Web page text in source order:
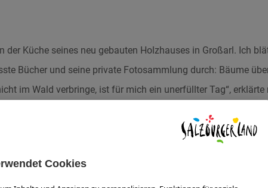
der Küche seines neu gebauten Holzhauses in Großarl. Ich
Bücher und seine private Fotosammlung durch: Bäume
im Wald verbringe, ist für mich ein unerfüllter Tag“, erklärte
war, stand die Wirtschaftlichkeit des Waldes im Vordergrund.
Wald birgt. Die Natur ist wie ein Kreuzworträtsel, das es zu
Mooslechner von Bäumen erzählt, ist es gerade so, als
Bekannten.